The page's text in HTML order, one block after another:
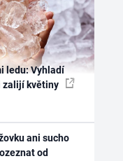
ledu: Vyhladí
zalijí květiny
ani sucho
od